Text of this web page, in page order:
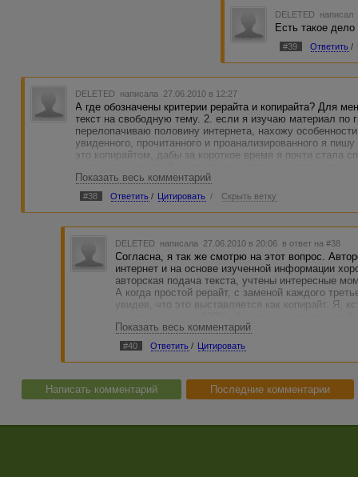
DELETED
Есть такое дело
#39 Ответить /
DELETED написала 27.06.2010 в 12:27
А где обозначены критерии рерайта и копирайта? Для
текст на свободную тему. 2. если я изучаю материал по
перелопачиваю половину интернета, нахожу
увиденного, прочитанного и проанализированного я
это копирайтом, дабы за короткое время я почти стала
теме. не зря для рерайта дается исходник (или
это не исходник для рерайта, а площадка для изучения
фантастически интересного научного труда по грузовым
Показать весь комментарий
#38 Ответить / Цитировать / Скрыть ветку
DELETED написала 27.06.2010 в 20:06 в ответ на #38
Согласна, я так же смотрю на этот вопрос.
интернет и на основе изученной информации
авторская подача текста, учтены интересные
А когда простой рерайт, с заменой каждого
увидев, что это выставляется как копирайт. Я,
даже в голову не пришло выставить, как
Показать весь комментарий
#40 Ответить / Цитировать
Написать комментарий Последние комментарии